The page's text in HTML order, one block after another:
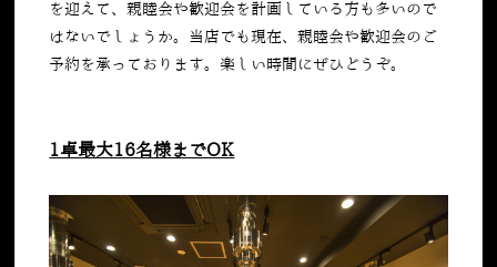
を迎えて、親睦会や歓迎会を計画している方も多いので
はないでしょうか。当店でも現在、親睦会や歓迎会のご
予約を承っております。楽しい時間にぜひどうぞ。
1卓最大16名様までOK